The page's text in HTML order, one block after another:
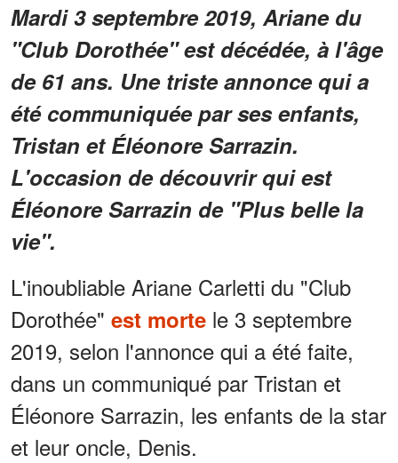
Mardi 3 septembre 2019, Ariane du
"Club Dorothée" est décédée, à l'âge
de 61 ans. Une triste annonce qui a
été communiquée par ses enfants,
Tristan et Éléonore Sarrazin.
L'occasion de découvrir qui est
Éléonore Sarrazin de "Plus belle la
vie".
L'inoubliable Ariane Carletti du "Club
Dorothée" est morte le 3 septembre
2019, selon l'annonce qui a été faite,
dans un communiqué par Tristan et
Éléonore Sarrazin, les enfants de la star
et leur oncle, Denis.